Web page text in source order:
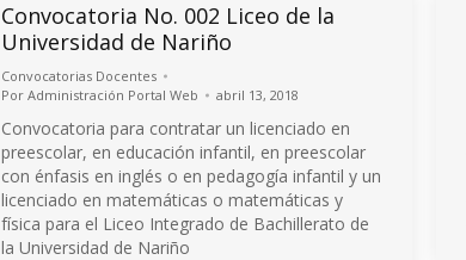
Convocatoria No. 002 Liceo de la
Universidad de Nariño
Convocatorias Docentes
Por Administración Portal Web abril 13, 2018
Convocatoria para contratar un licenciado en
preescolar, en educación infantil, en preescolar
con énfasis en inglés o en pedagogía infantil y un
licenciado en matemáticas o matemáticas y
física para el Liceo Integrado de Bachillerato de
la Universidad de Nariño